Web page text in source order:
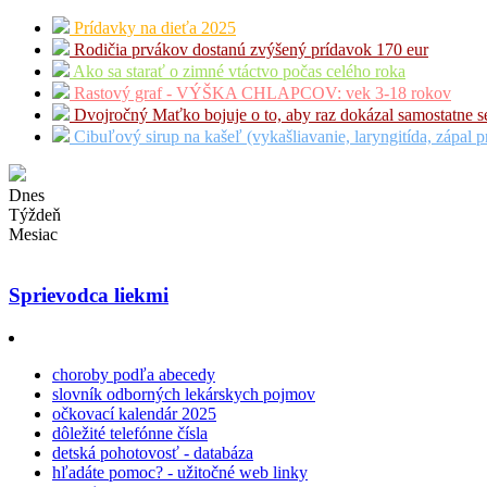
Prídavky na dieťa 2025
Rodičia prvákov dostanú zvýšený prídavok 170 eur
Ako sa starať o zimné vtáctvo počas celého roka
Rastový graf - VÝŠKA CHLAPCOV: vek 3-18 rokov
Dvojročný Maťko bojuje o to, aby raz dokázal samostatne
Cibuľový sirup na kašeľ (vykašliavanie, laryngitída, zápal
Dnes
Týždeň
Mesiac
Sprievodca liekmi
choroby podľa abecedy
slovník odborných lekárskych pojmov
očkovací kalendár 2025
dôležité telefónne čísla
detská pohotovosť - databáza
hľadáte pomoc? - užitočné web linky